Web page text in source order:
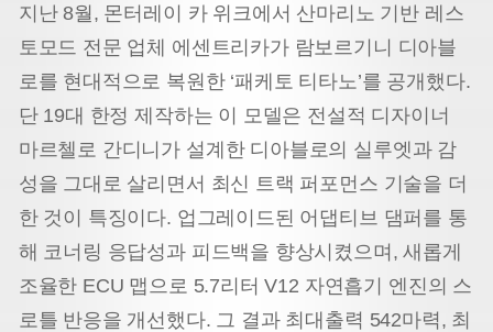
지난 8월, 몬터레이 카 위크에서 산마리노 기반 레스
토모드 전문 업체 에센트리카가 람보르기니 디아블
로를 현대적으로 복원한 ‘패케토 티타노’를 공개했다.
단 19대 한정 제작하는 이 모델은 전설적 디자이너
마르첼로 간디니가 설계한 디아블로의 실루엣과 감
성을 그대로 살리면서 최신 트랙 퍼포먼스 기술을 더
한 것이 특징이다. 업그레이드된 어댑티브 댐퍼를 통
해 코너링 응답성과 피드백을 향상시켰으며, 새롭게
조율한 ECU 맵으로 5.7리터 V12 자연흡기 엔진의 스
로틀 반응을 개선했다. 그 결과 최대출력 542마력, 최